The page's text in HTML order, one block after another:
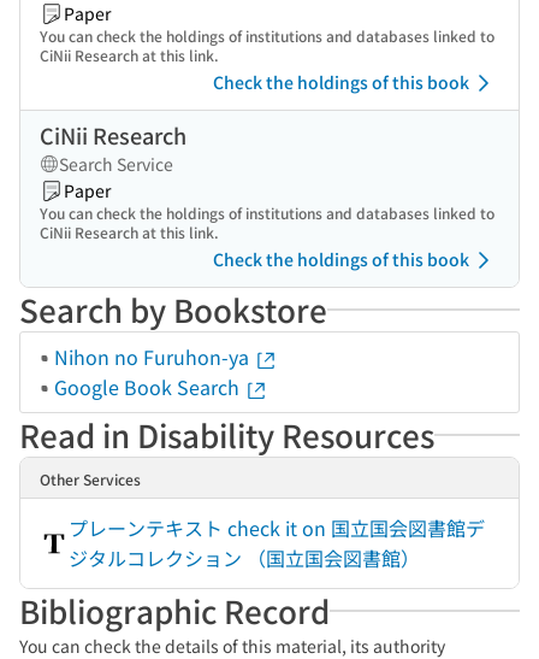
Paper
You can check the holdings of institutions and databases linked to
CiNii Research at this link.
Check the holdings of this book
CiNii Research
Search Service
Paper
You can check the holdings of institutions and databases linked to
CiNii Research at this link.
Check the holdings of this book
Search by Bookstore
Nihon no Furuhon-ya
Google Book Search
Read in Disability Resources
Other Services
プレーンテキスト check it on 国立国会図書館デ
ジタルコレクション （国立国会図書館）
Bibliographic Record
You can check the details of this material, its authority